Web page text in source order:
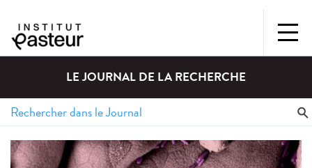
LE JOURNAL DE LA RECHERCHE